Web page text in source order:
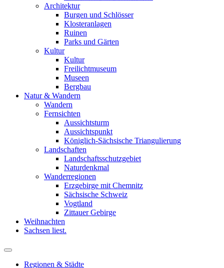
Architektur
Burgen und Schlösser
Klosteranlagen
Ruinen
Parks und Gärten
Kultur
Kultur
Freilichtmuseum
Museen
Bergbau
Natur & Wandern
Wandern
Fernsichten
Aussichtsturm
Aussichtspunkt
Königlich-Sächsische Triangulierung
Landschaften
Landschaftsschutzgebiet
Naturdenkmal
Wanderregionen
Erzgebirge mit Chemnitz
Sächsische Schweiz
Vogtland
Zittauer Gebirge
Weihnachten
Sachsen liest.
Regionen & Städte